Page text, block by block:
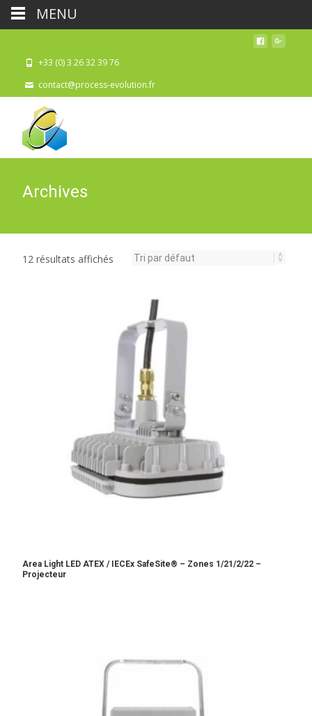
+33 (0) 3 26 32 39 76
contact@process-evolution.fr
Archives
12 résultats affichés
Area Light LED ATEX / IECEx SafeSite® – Zones 1/21/2/22 –
Projecteur
MENU